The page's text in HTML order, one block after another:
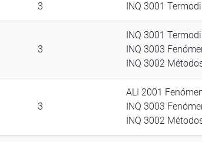
3 INQ 3001
3
INQ 3001
INQ 3003
INQ 3002
3
ALI 2001
INQ 3003
INQ 3002